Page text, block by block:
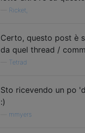
Ricket,
Certo, questo post è
da quel thread /
Tetrad
Sto ricevendo un po
:)
mmyers